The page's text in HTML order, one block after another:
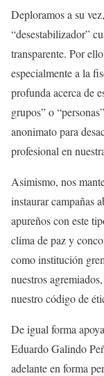
Deploramos a su
“desestabilizador”
transparente. Por
especialmente a la
profunda acerca de
grupos” o
anonimato para
profesional en
Asimismo, nos
instaurar campañas
apureños con este
clima de paz y
como institución
nuestros
nuestro código de
De igual forma
Eduardo Galindo
adelante en forma